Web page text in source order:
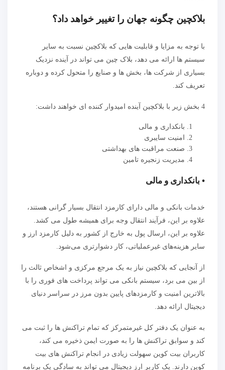
بلاکچین چگونه جهان را تغییر خواهد داد؟
با توجه به مزایا و قابلیت هایی که بلاکچین نسبت به سایر
سیستم ها ارائه می دهد، بلاک چین می تواند در آینده نزدیک
بسیاری از شرکت ها، بخش ها و صنایع را متحول کرده و دوباره
تعریف کند.
4 بخش زیر با بلاکچین آینده امیدوار کننده ای خواهند داشت:
بانکداری و مالی
امنیت سایبری
صنعت مراقبت های بهداشتی
مدیریت زنجیره تامین
• بانکداری و مالی
خدمات بانکی و مالی دارای کارمزد انتقال بسیار گرانی هستند،
علاوه بر این، فرآیند انتقال وجه برای همیشه طول می کشد.
علاوه بر این، ارسال پول به خارج از کشور به دلیل کارمزد ارز و
سایر هزینه‌های غیرعملیاتی، کار دشوارتری می‌شود.
از آنجایی که بلاکچین نیاز به یک مرجع مرکزی و اشخاص ثالث را
از بین می برد، سیستم بانکی می تواند پرداخت های فوری را با
بالاترین امنیت و کارمزدهای پایین بدون مرز در سراسر دنیای
دیجیتال ارائه دهد.
به عنوان یک دفتر کل غیرمتمرکز که تمام تراکنش ها را ثبت می
کند و سوابق تراکنش ها را به صورت ایمن ذخیره می کند،
کاربران بیت کوین سهولت زیادی در انجام تراکنش های بیت
کوین دارند. یک کاربر ارز دیجیتال می تواند به سادگی یک برنامه